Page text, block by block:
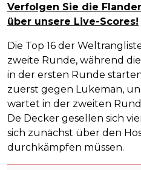
Verfolgen Sie die
über unsere Live-Scores!
Die Top 16 der
zweite Runde, während
in der ersten Runde
zuerst gegen Lukeman,
wartet in der zweiten
De Decker gesellen sich
sich zunächst über den
durchkämpfen müssen.